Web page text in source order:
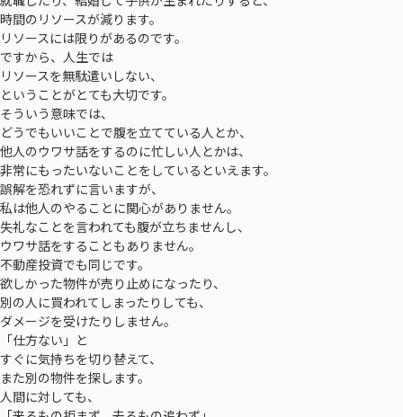
時間のリソースが減ります。
リソースには限りがあるのです。
ですから、人生では
リソースを無駄遣いしない、
ということがとても大切です。
そういう意味では、
どうでもいいことで腹を立てている人とか、
他人のウワサ話をするのに忙しい人とかは、
非常にもったいないことをしているといえます。
誤解を恐れずに言いますが、
私は他人のやることに関心がありません。
失礼なことを言われても腹が立ちませんし、
ウワサ話をすることもありません。
不動産投資でも同じです。
欲しかった物件が売り止めになったり、
別の人に買われてしまったりしても、
ダメージを受けたりしません。
「仕方ない」と
すぐに気持ちを切り替えて、
また別の物件を探します。
人間に対しても、